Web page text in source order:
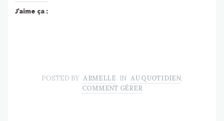
J’aime ça :
POSTED BY ARMELLE IN AU QUOTIDIEN,
COMMENT GÉRER